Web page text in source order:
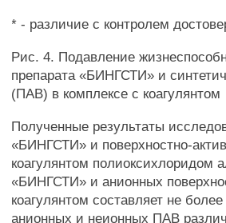
* - различие с контролем
Рис. 4. Подавление
препарата «БИНГСТИ» и
(ПАВ) в комплексе с коагулянтом
Полученные результаты
«БИНГСТИ» и поверхностно-
коагулянтом полиоксихлоридом
«БИНГСТИ» и анионных
коагулянтом составляет не
анионных и неионных ПАВ